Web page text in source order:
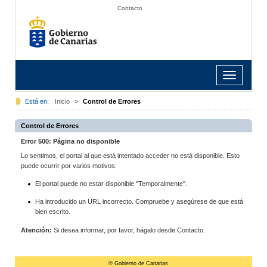
Contacto
Toggle
navigation
Está en: Inicio > Control de Errores
Control de Errores
Error 500: Página no disponible
Lo sentimos, el portal al que está intentado acceder no está disponible. Esto
puede ocurrir por varios motivos:
El portal puede no estar disponible "Temporalmente".
Ha introducido un URL incorrecto. Compruebe y asegúrese de que está
bien escrito.
Atención: Si desea informar, por favor, hágalo desde Contacto.
© Gobierno de Canarias